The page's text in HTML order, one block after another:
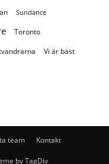
Sundance
Toronto
Vi är bäst
team Kontakt
by TagDiv